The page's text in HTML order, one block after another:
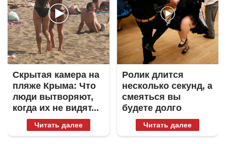
Скрытая камера на
пляже Крыма: Что
люди вытворяют,
когда их не видят...
Читать далее
Ролик длится
несколько секунд, а
смеяться вы
будете долго
Читать далее